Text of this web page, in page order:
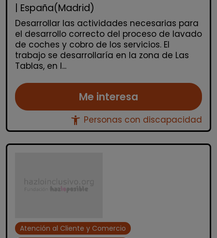
| España(Madrid)
Desarrollar las actividades necesarias para
el desarrollo correcto del proceso de lavado
de coches y cobro de los servicios. El
trabajo se desarrollaría en la zona de Las
Tablas, en l...
Me interesa
accessibility_new Personas con discapacidad
Atención al Cliente y Comercio